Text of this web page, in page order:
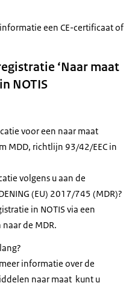
een CE-certificaat of
‘Naar maat
NOTIS
voor een naar maat
MDD, richtlijn 93/42/EEC in
volgens u aan de
(EU) 2017/745 (MDR)?
in NOTIS via een
de MDR.
informatie over de
naar maat kunt u